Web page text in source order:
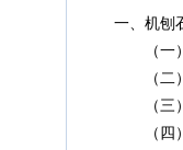
一、机刨
（一）拟
（二）机
（三）机
（四）机